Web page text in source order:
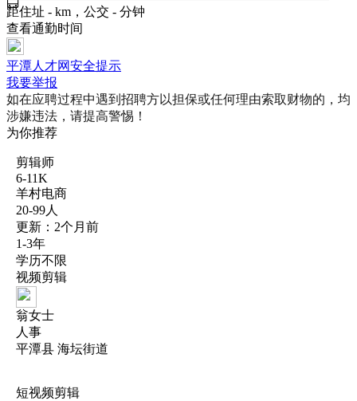
距住址 - km，公交 - 分钟
查看通勤时间
平潭人才网安全提示
我要举报
如在应聘过程中遇到招聘方以担保或任何理由索取财物的，均
涉嫌违法，请提高警惕！
为你推荐
剪辑师
6-11K
羊村电商
20-99人
更新：2个月前
1-3年
学历不限
视频剪辑
翁女士
人事
平潭县 海坛街道
短视频剪辑